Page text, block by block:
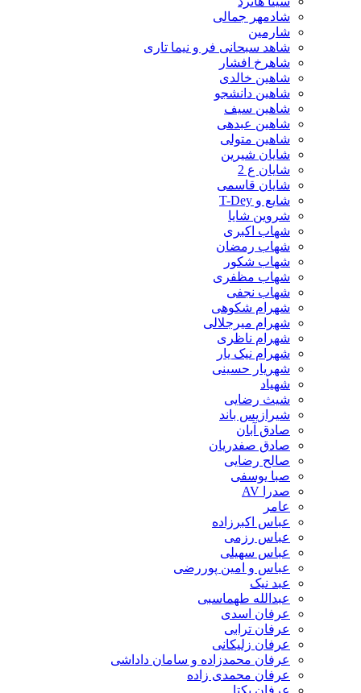
شادمهر جمالی
شارمین
شاهد سبحانی فر و نیما تاری
شاهرخ افشار
شاهین خالدی
شاهین دانشجو
شاهین سیف
شاهین عبدهی
شاهین متولی
شایان شیرین
شایان ع 2
شایان قاسمی
شایع و T-Dey
شروین شایا
شهاب اکبری
شهاب رمضان
شهاب شکور
شهاب مظفری
شهاب نجفی
شهرام شکوهی
شهرام میرجلالی
شهرام ناظری
شهرام نیک یار
شهریار حسینی
شهیاد
شیث رضایی
شیرازیس باند
صادق آبان
صادق صفدریان
صالح رضایی
صبا یوسفی
صدرا AV
عامر
عباس اکبرزاده
عباس رزمی
عباس سهیلی
عباس و امین پوررضی
عبد نیک
عبدالله طهماسبی‎
عرفان اسدی
عرفان ترابی
عرفان زلیکانی
عرفان محمدزاده و سامان داداشی
عرفان محمدی زاده
عرفان یکتا